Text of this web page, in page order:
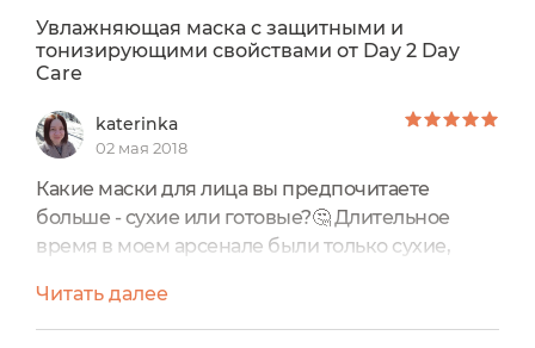
Увлажняющая маска с защитными и
тонизирующими свойствами от Day 2 Day
Care
katerinka
02 мая 2018
Какие маски для лица вы предпочитаете
больше - сухие или готовые?🤔 Длительное
время в моем арсенале были только сухие,
не сталкивалась.😔 Об одной такой сухой маске
и будет идти речь в данном отзыве.Я
Читать далее